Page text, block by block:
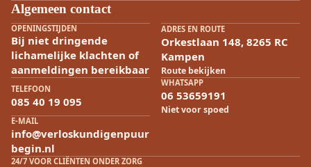
Algemeen contact
OPENINGSTIJDEN
Bij niet dringende
lichamelijke klachten of
aanmeldingen bereikbaar
ADRES EN ROUTE
Orkestlaan 148, 8265 RC
Kampen
Route bekijken
TELEFOON
085 40 19 095
WHATSAPP
06 53659191
Niet voor spoed
E-MAIL
info@verloskundigenpuur
begin.nl
24/7 VOOR CLIËNTEN ONDER ZORG